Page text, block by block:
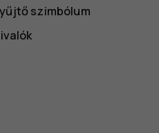
szimbólum